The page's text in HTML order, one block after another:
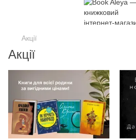
Акції
Акції